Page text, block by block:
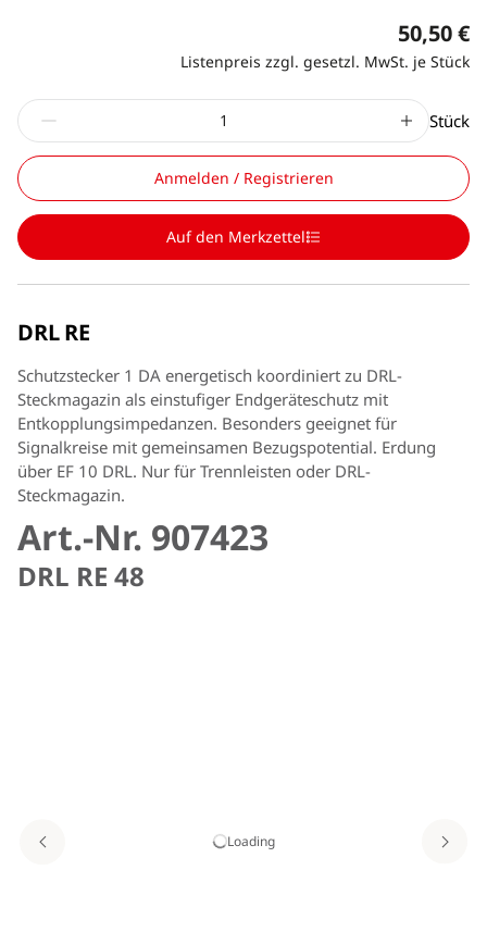
50,50 €
Listenpreis zzgl. gesetzl. MwSt. je Stück
Stück
Anmelden / Registrieren
Auf den Merkzettel
DRL RE
Schutzstecker 1 DA energetisch koordiniert zu DRL-
Steckmagazin als einstufiger Endgeräteschutz mit
Entkopplungsimpedanzen. Besonders geeignet für
Signalkreise mit gemeinsamen Bezugspotential. Erdung
über EF 10 DRL. Nur für Trennleisten oder DRL-
Steckmagazin.
Art.-Nr. 907423
DRL RE 48
Loading